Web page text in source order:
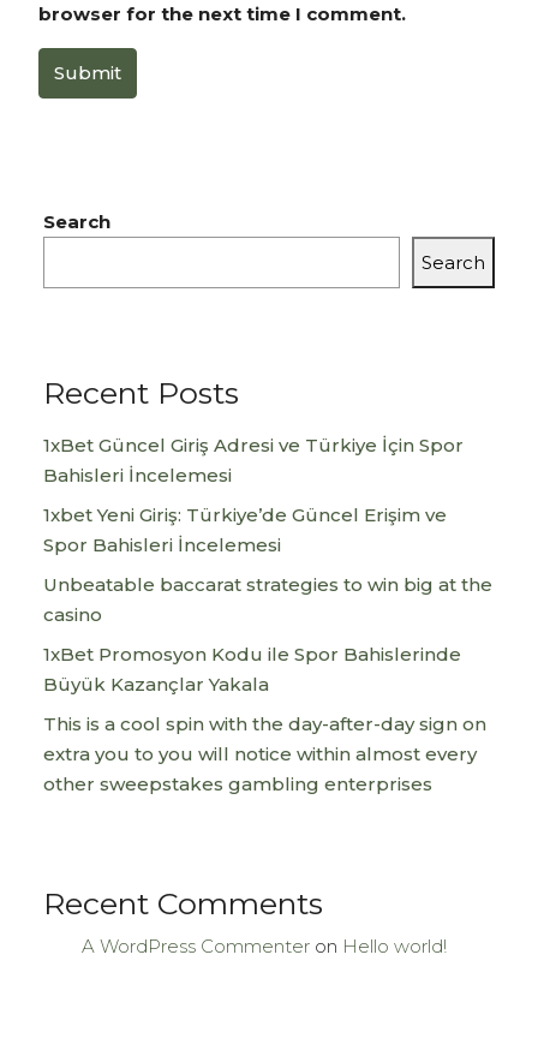
browser for the next time I comment.
Submit
Search
Search
Recent Posts
1xBet Güncel Giriş Adresi ve Türkiye İçin Spor
Bahisleri İncelemesi
1xbet Yeni Giriş: Türkiye’de Güncel Erişim ve
Spor Bahisleri İncelemesi
Unbeatable baccarat strategies to win big at the
casino
1xBet Promosyon Kodu ile Spor Bahislerinde
Büyük Kazançlar Yakala
This is a cool spin with the day-after-day sign on
extra you to you will notice within almost every
other sweepstakes gambling enterprises
Recent Comments
A WordPress Commenter on Hello world!